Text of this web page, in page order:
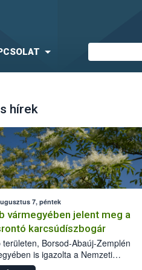
hírek
7, péntek
vármegyében jelent meg a
karcsúdíszbogár
területen, Borsod-Abaúj-Zemplén
is igazolta a Nemzeti
biztonsági Hivatal (Nébih) a